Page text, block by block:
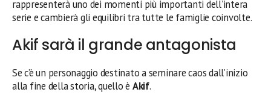
rappresenterà uno dei momenti più importanti dell’intera
serie e cambierà gli equilibri tra tutte le famiglie coinvolte.
Akif sarà il grande antagonista
Se c’è un personaggio destinato a seminare caos dall’inizio
alla fine della storia, quello è Akif.